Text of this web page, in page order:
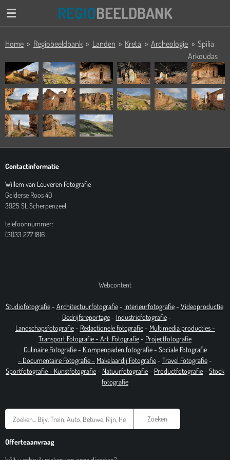
Ga
de
REGIOBEELDBANK
Home » Regiobeeldbank » Landen » Kreta » Archeologie » Spilia
Arkoudas
Contactinformatie
Willem van Leuveren Fotografie
Gelderse Roos 40
3925 SL Scherpenzeel
telefoonnummer:
(31)33 277 1816
Webcontent
Studiofotografie- Architectuurfotografie- Interieurfotografie- Videoproductie
- Bedrijfsreportage- Industriefotografie-
Landschapsfotografie- Redactionele fotografie- Multimedia producties -
Transport Fotografie - Art Fotografie- Projectfotografie
Culinaire Fotografie- Klompenpaden fotografie- Sociale Fotografie
- Documentaire Fotografie- Makelaardij Fotografie- Travel Fotografie-
Sportfotografie - Kunstfotografie- Natuurfotografie- Productfotografie- Stock
fotografie
Zoeken
Offerteaanvraag